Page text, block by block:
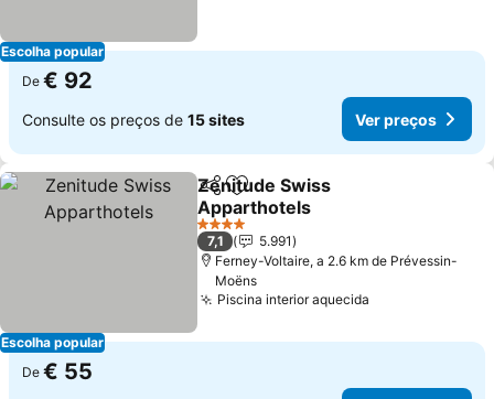
Escolha popular
De € 92
Consulte os preços de 15 sites Ver preços
Escolha popular
PartilharAdicionar aos favoritos
Zenitude Swiss
Apparthotels
Ver preços
4 Estrelas
7,1
5.991
Ferney-Voltaire, a 2.6 km de Prévessin-
Moëns
Piscina interior aquecida
De € 55